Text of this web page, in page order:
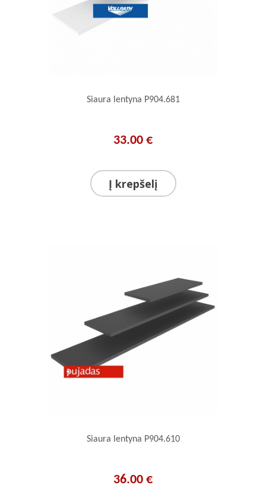
Siaura lentyna P904.681
33.00 €
Į krepšelį
Siaura lentyna P904.610
36.00 €